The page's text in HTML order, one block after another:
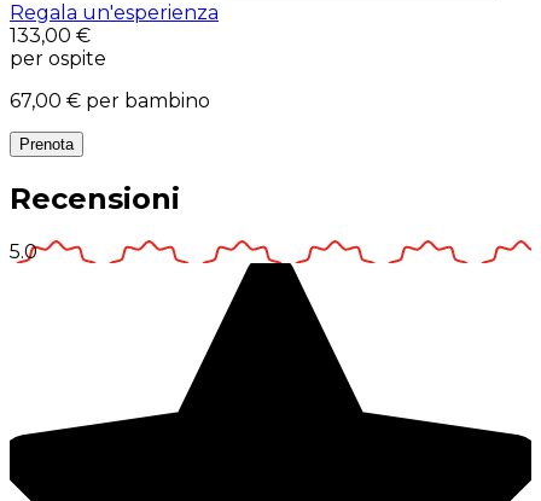
Regala un'esperienza
133,00 €
per ospite
67,00 € per bambino
Prenota
Recensioni
5.0